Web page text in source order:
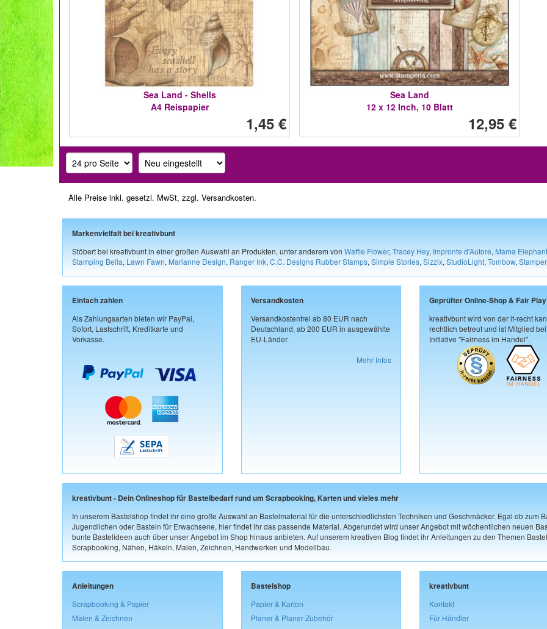
Sea Land - Shells
A4 Reispapier
1,45 €
Sea Land
12 x 12 Inch, 10 Blatt
12,95 €
Alle Preise inkl. gesetzl. MwSt, zzgl. Versandkosten.
Markenvielfalt bei kreativbunt
Stöbert bei kreativbunt in einer großen Auswahl an Produkten, unter anderem von Waffle Flower, Tracey Hey, Impronte d'Autore, Mama Elephant
Stamping Bella, Lawn Fawn, Marianne Design, Ranger Ink, C.C. Designs Rubber Stamps, Simple Stories, Sizzix, StudioLight, Tombow,
Einfach zahlen
Als Zahlungsarten bieten wir PayPal,
Sofort, Lastschrift, Kreditkarte und
Vorkasse.
Versandkosten
Versandkostenfrei ab 80 EUR nach
Deutschland, ab 200 EUR in ausgewählte
EU-Länder.
Mehr Infos
Geprüfter Online-Shop & Fair Play
kreativbunt wird von der it-recht
rechtlich betreut und ist Mitglied
Initiative "Fairness im Handel".
kreativbunt - Dein Onlineshop für Bastelbedarf rund um Scrapbooking, Karten und vieles mehr
In unserem Bastelshop findet ihr eine große Auswahl an Bastelmaterial für die unterschiedlichsten Techniken und Geschmäcker. Egal ob zum
Jugendlichen oder Basteln für Erwachsene, hier findet ihr das passende Material. Abgerundet wird unser Angebot mit wöchentlichen neuen
bunte Bastelideen auch über unser Angebot im Shop hinaus anbieten. Auf unserem kreativen Blog findet ihr Anleitungen zu den Themen
Scrapbooking, Nähen, Häkeln, Malen, Zeichnen, Handwerken und Modellbau.
Anleitungen
Scrapbooking & Papier
Malen & Zeichnen
Bastelshop
Papier & Karton
Planer & Planer-Zubehör
kreativbunt
Kontakt
Für Händler